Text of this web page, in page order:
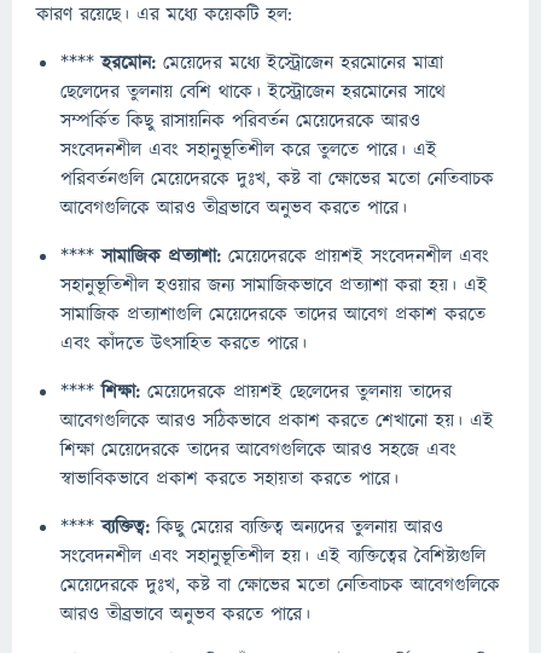
কারণ রয়েছে। এর মধ্যে কয়েকটি হল:
****হরমোন: মেয়েদের মধ্যে ইস্ট্রোজেন হরমোনের মাত্রা
ছেলেদের তুলনায় বেশি থাকে। ইস্ট্রোজেন হরমোনের সাথে
সম্পর্কিত কিছু রাসায়নিক পরিবর্তন মেয়েদেরকে আরও
সংবেদনশীল এবং সহানুভূতিশীল করে তুলতে পারে। এই
পরিবর্তনগুলি মেয়েদেরকে দুঃখ, কষ্ট বা ক্ষোভের মতো নেতিবাচক
আবেগগুলিকে আরও তীব্রভাবে অনুভব করতে পারে।
****সামাজিক প্রত্যাশা: মেয়েদেরকে প্রায়শই সংবেদনশীল এবং
সহানুভূতিশীল হওয়ার জন্য সামাজিকভাবে প্রত্যাশা করা হয়। এই
সামাজিক প্রত্যাশাগুলি মেয়েদেরকে তাদের আবেগ প্রকাশ করতে
এবং কাঁদতে উত্সাহিত করতে পারে।
****শিক্ষা: মেয়েদেরকে প্রায়শই ছেলেদের তুলনায় তাদের
আবেগগুলিকে আরও সঠিকভাবে প্রকাশ করতে শেখানো হয়। এই
শিক্ষা মেয়েদেরকে তাদের আবেগগুলিকে আরও সহজে এবং
স্বাভাবিকভাবে প্রকাশ করতে সহায়তা করতে পারে।
****ব্যক্তিত্ব: কিছু মেয়ের ব্যক্তিত্ব অন্যদের তুলনায় আরও
সংবেদনশীল এবং সহানুভূতিশীল হয়। এই ব্যক্তিত্বের বৈশিষ্ট্যগুলি
মেয়েদেরকে দুঃখ, কষ্ট বা ক্ষোভের মতো নেতিবাচক আবেগগুলিকে
আরও তীব্রভাবে অনুভব করতে পারে।